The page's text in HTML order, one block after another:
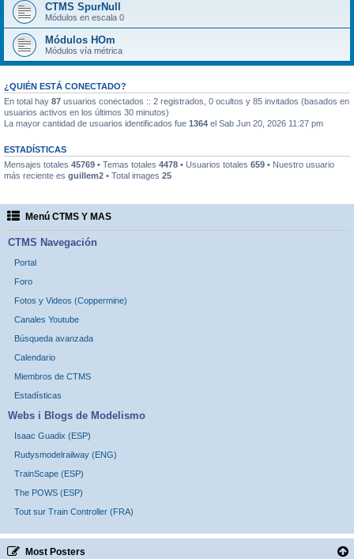
CTMS SpurNull
Módulos en escala 0
Módulos HOm
Módulos vía métrica
¿QUIÉN ESTÁ CONECTADO?
En total hay 87 usuarios conectados :: 2 registrados, 0 ocultos y 85 invitados (basados en
usuarios activos en los últimos 30 minutos)
La mayor cantidad de usuarios identificados fue 1364 el Sab Jun 20, 2026 11:27 pm
ESTADÍSTICAS
Mensajes totales 45769 • Temas totales 4478 • Usuarios totales 659 • Nuestro usuario
más reciente es guillem2 • Total images 25
Menú CTMS Y MAS
CTMS Navegación
Portal
Foro
Fotos y Videos (Coppermine)
Canales Youtube
Búsqueda avanzada
Calendario
Miembros de CTMS
Estadísticas
Webs i Blogs de Modelismo
Isaac Guadix (ESP)
Rudysmodelrailway (ENG)
TrainScape (ESP)
The POWS (ESP)
Tout sur Train Controller (FRA)
Most Posters